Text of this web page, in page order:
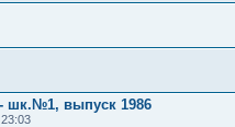
шк.№1, выпуск 1986